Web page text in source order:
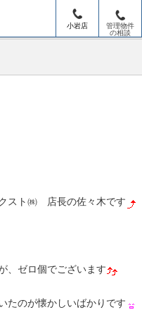
小岩店
管理物件
の相談
スト㈱ 店長の佐々木です
、ゼロ個でございます
たのが懐かしいばかりです